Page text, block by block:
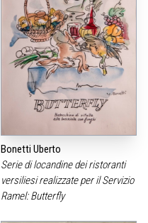
Bonetti Uberto
Serie di locandine dei ristoranti
versiliesi realizzate per il Servizio
Ramel: Butterfly